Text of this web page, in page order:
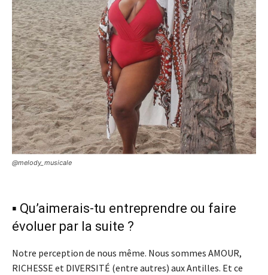
@melody_musicale
▪️ Qu’aimerais-tu entreprendre ou faire
évoluer par la suite ?
Notre perception de nous même. Nous sommes AMOUR,
RICHESSE et DIVERSITÉ (entre autres) aux Antilles. Et ce